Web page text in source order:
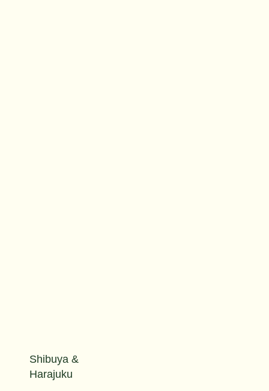
Shibuya &
Harajuku